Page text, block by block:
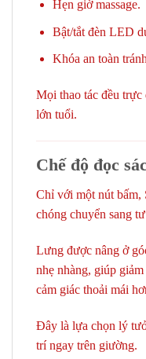
Hẹn giờ massage.
Bật/tắt đèn LED
Khóa an toàn
Mọi thao tác đều trực
lớn tuổi.
Chế độ đọc
Chỉ với một nút bấm,
chóng chuyển sang
Lưng được nâng ở
nhẹ nhàng, giúp
cảm giác thoải mái
Đây là lựa chọn lý
trí ngay trên giường.